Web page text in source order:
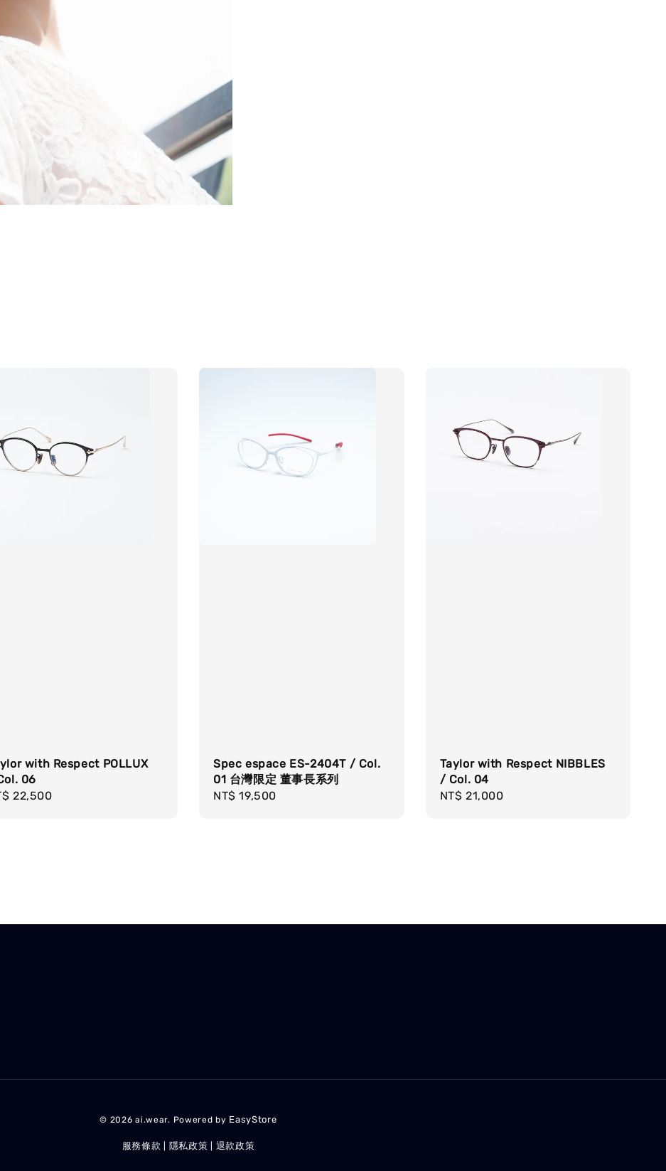
with Respect POLLUX
06
22,500
Spec espace ES-2404T / Col.
01 台灣限定 董事長系列
Regular
NT$ 19,500
Taylor with Respect NIBBLES
/ Col. 04
Regular
NT$ 21,000
© 2026 ai.wear. Powered by EasyStore
服務條款 隱私政策 退款政策